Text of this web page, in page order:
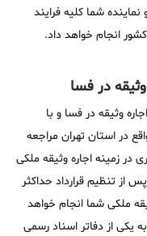
نماینده شما کلیه فرایند
انجام خواهد داد.
در فسا
وثیقه در فسا و با
در استان تهران مراجعه
در زمینه اجاره وثیقه ملکی
از تنظیم قرارداد حداکثر
وثیقه ملکی شما انجام خواهد
یکی از دفاتر اسناد رسمی